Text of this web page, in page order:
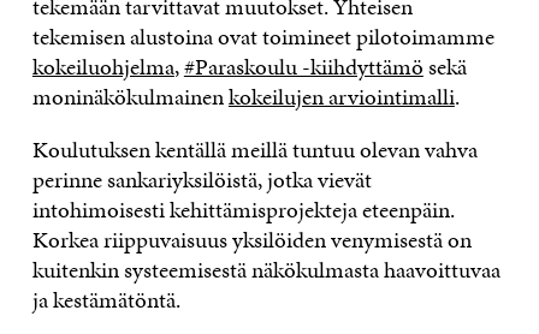
tekemisen alustoina ovat toimineet pilotoimamme
kokeiluohjelma,#Paraskoulu -kiihdyttämösekä
moninäkökulmainenkokeilujen arviointimalli.
Koulutuksen kentällä meillä tuntuu olevan vahva
perinne sankariyksilöistä, jotka vievät
intohimoisesti kehittämisprojekteja eteenpäin.
Korkea riippuvaisuus yksilöiden venymisestä on
kuitenkin systeemisestä näkökulmasta haavoittuvaa
ja kestämätöntä.